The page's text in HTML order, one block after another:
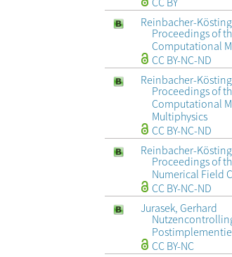
Reinbacher-
Proceedings of
Computational
CC BY-NC-ND
Reinbacher-
Proceedings of
Computational
Multiphysics
CC BY-NC-ND
Reinbacher-
Proceedings of
Numerical Field
CC BY-NC-ND
Jurasek, Gerhard
CC BY-NC